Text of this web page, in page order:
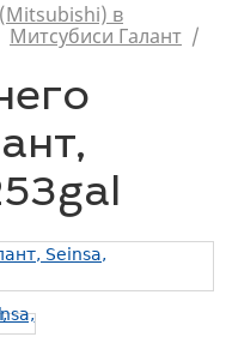
в
Митсубиси Галант /